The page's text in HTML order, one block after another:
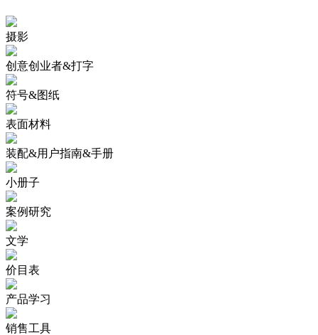
摄影
创意创业者&打字
符号&图纸
表面材料
装配&用户指南&手册
小册子
案例研究
文学
价目表
产品学习
销售工具